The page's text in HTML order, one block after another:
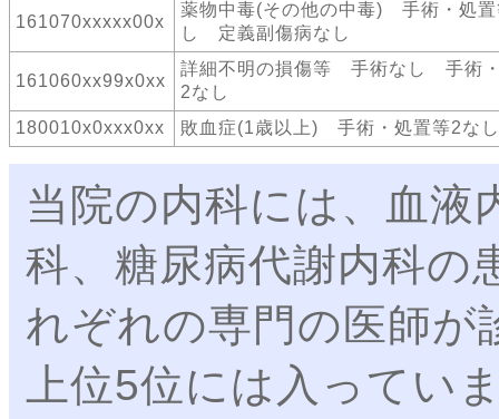
161070xxxxx00x
薬物中毒(その他の中毒) 手術・処
し 定義副傷病なし
161060xx99x0xx
詳細不明の損傷等 手術なし 手術
2なし
180010x0xxx0xx
敗血症(1歳以上) 手術・処置等2なし
当院の内科には、血液
科、糖尿病代謝内科の
れぞれの専門の医師が
上位5位には入ってい